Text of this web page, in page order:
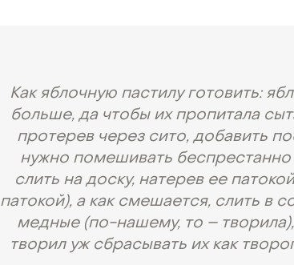
Как яблочную пастилу готовить:
больше, да чтобы их пропитала
протерев через сито, добавить
нужно помешивать беспрестанно
слить на доску, натерев ее
патокой), а как смешается, слить в
медные (по-нашему, то –
творил уж сбрасывать их как